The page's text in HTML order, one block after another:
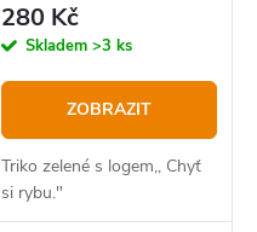
280 Kč
Skladem >3 ks
ZOBRAZIT
Triko zelené s logem,, Chyť
si rybu."